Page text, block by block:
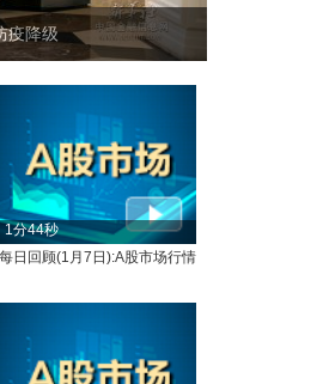
1分44秒
每日回顾(1月7日):A股市场行情